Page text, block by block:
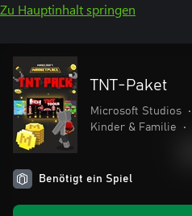
Zu Hauptinhalt springen
TNT-Paket
Microsoft Studios •
Kinder & Familie
•
Benötigt ein Spiel